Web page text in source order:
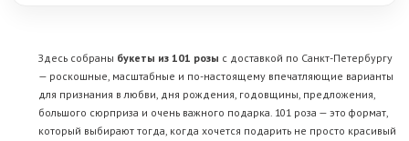
Здесь собраны букеты из 101 розы с доставкой по Санкт-Петербургу
— роскошные, масштабные и по-настоящему впечатляющие варианты
для признания в любви, дня рождения, годовщины, предложения,
большого сюрприза и очень важного подарка. 101 роза — это формат,
который выбирают тогда, когда хочется подарить не просто красивый